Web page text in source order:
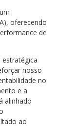
oferecendo
de
estratégica
nosso
no
e a
alinhado
ao